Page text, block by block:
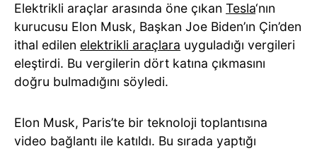
Elektrikli araçlar arasında öne çıkan Tesla‘nın
kurucusu Elon Musk, Başkan Joe Biden’ın Çin’den
ithal edilen elektrikli araçlara uyguladığı vergileri
eleştirdi. Bu vergilerin dört katına çıkmasını
doğru bulmadığını söyledi.
Elon Musk, Paris’te bir teknoloji toplantısına
video bağlantı ile katıldı. Bu sırada yaptığı